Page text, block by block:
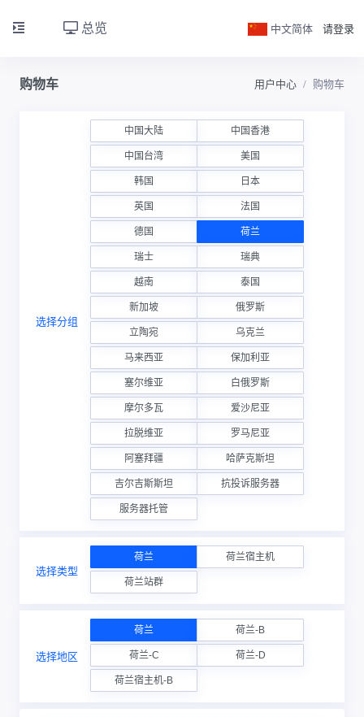
总览 中文简体 请登录
购物车 用户中心 购物车
选择分组
中国大陆 中国香港
中国台湾 美国
韩国 日本
英国 法国
德国 荷兰
瑞士 瑞典
越南 泰国
新加坡 俄罗斯
立陶宛 乌克兰
马来西亚 保加利亚
塞尔维亚 白俄罗斯
摩尔多瓦 爱沙尼亚
拉脱维亚 罗马尼亚
阿塞拜疆 哈萨克斯坦
吉尔吉斯斯坦 抗投诉服务器
服务器托管
选择类型
荷兰 荷兰宿主机
荷兰站群
选择地区
荷兰 荷兰-B
荷兰-C 荷兰-D
荷兰宿主机-B